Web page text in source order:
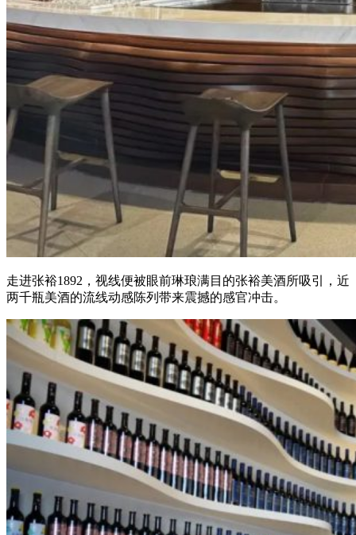
走进张裕1892，视线便被眼前琳琅满目的张裕美酒所吸引，近
两千瓶美酒的流线动感陈列带来震撼的感官冲击。